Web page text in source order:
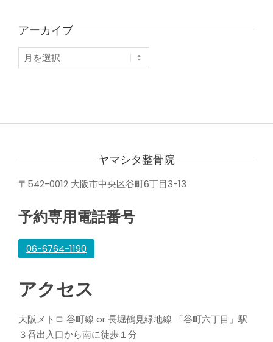
アーカイブ
ア
ー
ヤマシタ整骨院
〒542-0012 大阪市中央区谷町6丁目3-13
予約専用電話番号
06-6764-1190
アクセス
大阪メトロ 谷町線 or 長堀鶴見緑地線 「谷町六丁目」駅
３番出入口から南に徒歩１分